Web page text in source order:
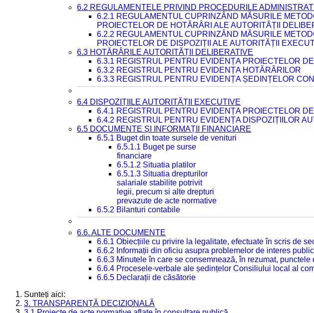
6.2 REGULAMENTELE PRIVIND PROCEDURILE
6.2.1 REGULAMENTUL CUPRINZÂND MĂSURILE
PROIECTELOR DE HOTĂRÂRI ALE AUTORITĂȚII
6.2.2 REGULAMENTUL CUPRINZÂND MĂSURILE
PROIECTELOR DE DISPOZIȚII ALE AUTORITĂȚII
6.3 HOTĂRÂRILE AUTORITĂȚII DELIBERATIVE
6.3.1 REGISTRUL PENTRU EVIDENȚA PROIECTELOR
6.3.2 REGISTRUL PENTRU EVIDENȚA HOTĂRÂRILOR
6.3.3 REGISTRUL PENTRU EVIDENȚA ȘEDINȚELOR
6.4 DISPOZIȚIILE AUTORITĂȚII EXECUTIVE
6.4.1 REGISTRUL PENTRU EVIDENȚA PROIECTELOR
6.4.2 REGISTRUL PENTRU EVIDENȚA DISPOZIȚIILOR
6.5 DOCUMENTE ȘI INFORMAȚII FINANCIARE
6.5.1 Buget din toate sursele de venituri
6.5.1.1 Buget pe surse
financiare
6.5.1.2 Situatia platilor
6.5.1.3 Situatia drepturilor
salariale stabilite potrivit
legii, precum si alte drepturi
prevazute de acte normative
6.5.2 Bilanturi contabile
6.6. ALTE DOCUMENTE
6.6.1 Obiecțiile cu privire la legalitate, efectuate în scris de
6.6.2 Informații din oficiu asupra problemelor de interes
6.6.3 Minutele în care se consemnează, în rezumat,
6.6.4 Procesele-verbale ale ședințelor Consiliului local al
6.6.5 Declarații de căsătorie
Sunteți aici:
3. TRANSPARENȚĂ DECIZIONALĂ